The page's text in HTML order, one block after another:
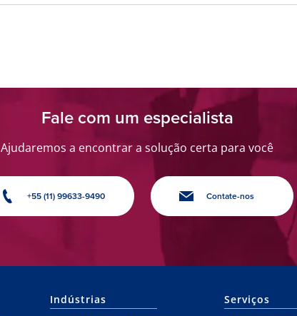
Fale com um especialista
Ajudaremos a encontrar a solução certa para você
+55 (11) 99633-9490 Contate-nos
Indústrias
Serviços